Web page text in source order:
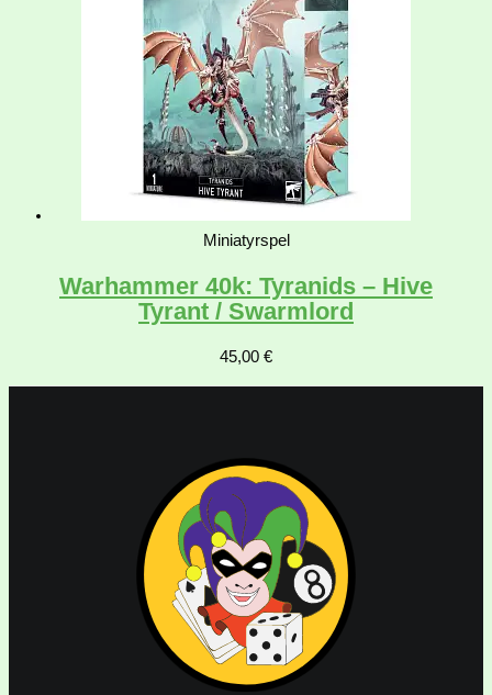
Miniatyrspel
Warhammer 40k: Tyranids – Hive
Tyrant / Swarmlord
45,00 €